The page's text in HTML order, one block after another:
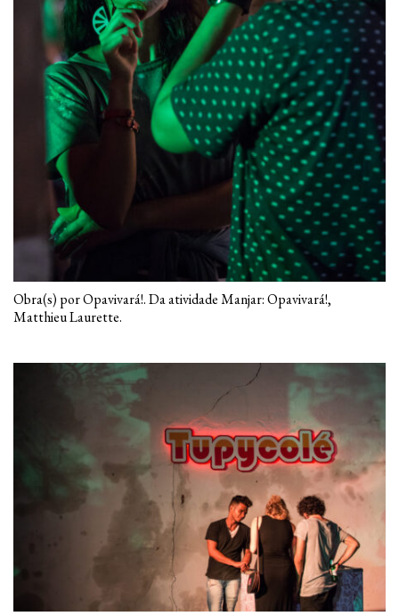
Obra(s) por Opavivará!. Da atividade Manjar: Opavivará!,
Matthieu Laurette.